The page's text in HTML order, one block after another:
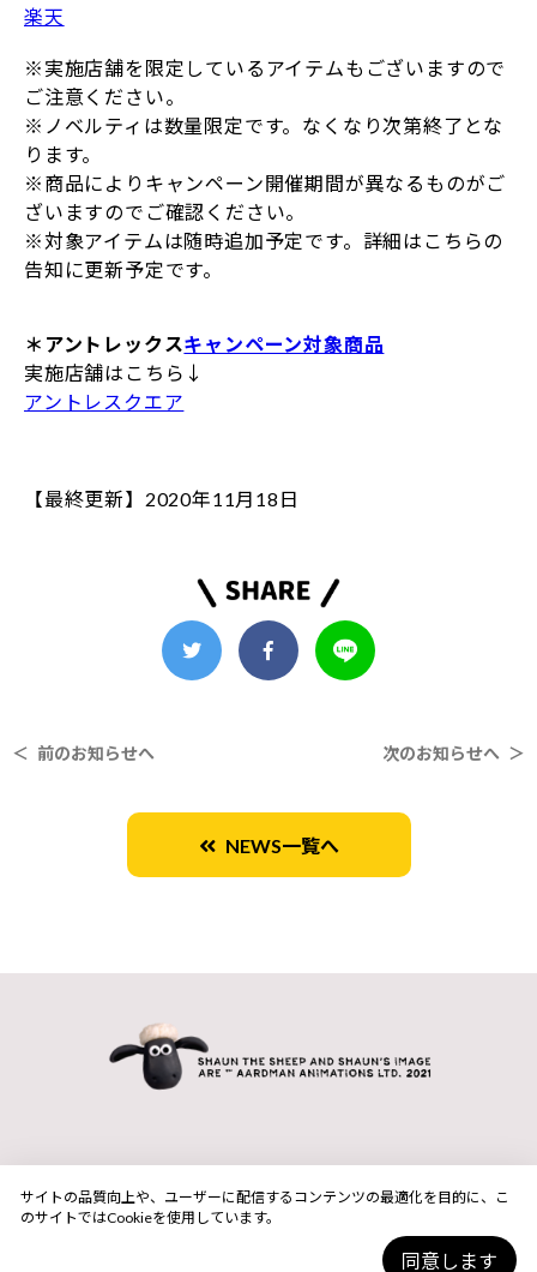
楽天
※実施店舗を限定しているアイテムもございますので
ご注意ください。
※ノベルティは数量限定です。なくなり次第終了とな
ります。
※商品によりキャンペーン開催期間が異なるものがご
ざいますのでご確認ください。
※対象アイテムは随時追加予定です。詳細はこちらの
告知に更新予定です。
＊アントレックスキャンペーン対象商品
実施店舗はこちら↓
アントレスクエア
【最終更新】2020年11月18日
＜ 前のお知らせへ 次のお知らせへ ＞
NEWS一覧へ
サイトの品質向上や、ユーザーに配信するコンテンツの最適化を目的に、こ
のサイトではCookieを使用しています。
同意します